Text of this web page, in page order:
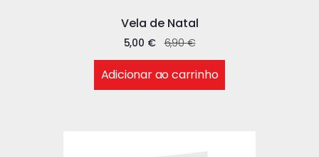
Vela de Natal
6,90€
5,00 €
Adicionar ao carrinho